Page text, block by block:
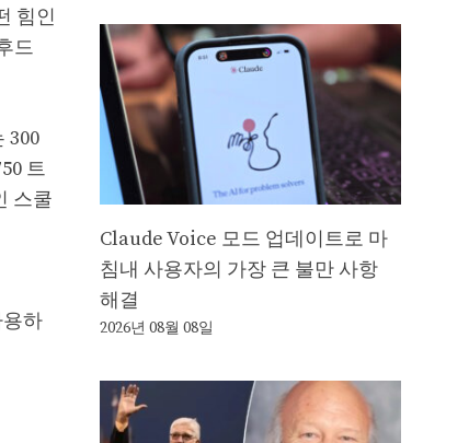
힘인
드
300
트
스쿨
하
Claude Voice 모드 업데이트로 마
침내 사용자의 가장 큰 불만 사항
해결
2026년 08월 08일